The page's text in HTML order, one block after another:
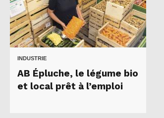
INDUSTRIE
AB Épluche, le légume bio
et local prêt à l’emploi